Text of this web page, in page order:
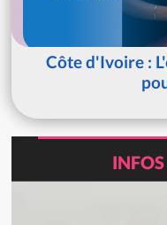
Côte d'Ivoire :
INFOS